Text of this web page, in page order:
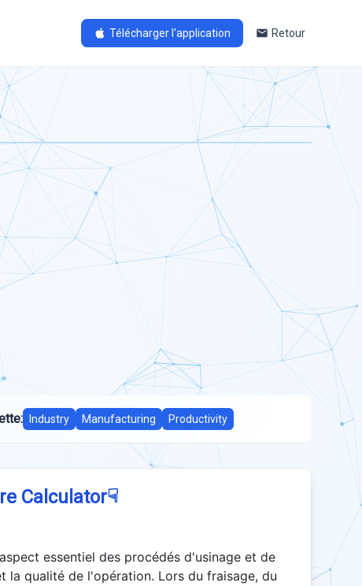
Télécharger l'application Retour
Industry Manufacturing Productivity
Calculator☟
essentiel des procédés d'usinage et de
qualité de l'opération. Lors du fraisage, du